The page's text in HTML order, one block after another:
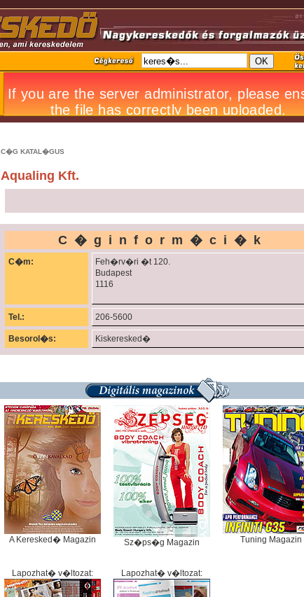
C�G KATAL�GUS
Aqualing Kft.
C�ginform�ci�k
C�m:
Feh�rv�ri �t 120.
Budapest
1116
Tel.: 206-5600
Besorol�s: Kiskeresked�
A Keresked� Magazin Sz�ps�g Magazin Tuning Magazin
Lapozhat� v�ltozat: Lapozhat� v�ltozat: